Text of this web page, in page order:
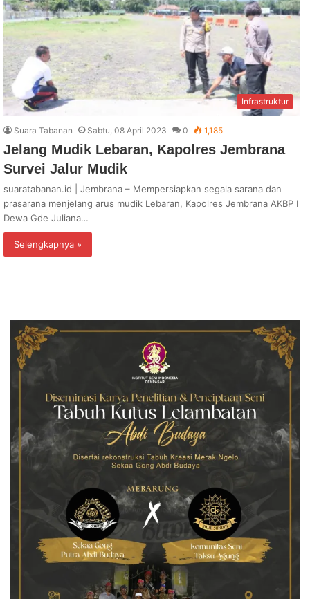
Infrastruktur
Suara Tabanan Sabtu, 08 April 2023 0 1,185
Jelang Mudik Lebaran, Kapolres Jembrana
Survei Jalur Mudik
suaratabanan.id | Jembrana – Mempersiapkan segala sarana dan
prasarana menjelang arus mudik Lebaran, Kapolres Jembrana AKBP I
Dewa Gde Juliana…
Selengkapnya »